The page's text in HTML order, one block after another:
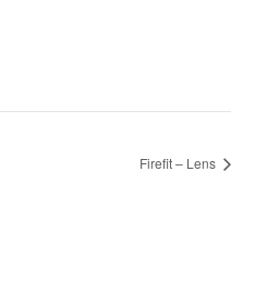
Firefit – Lens